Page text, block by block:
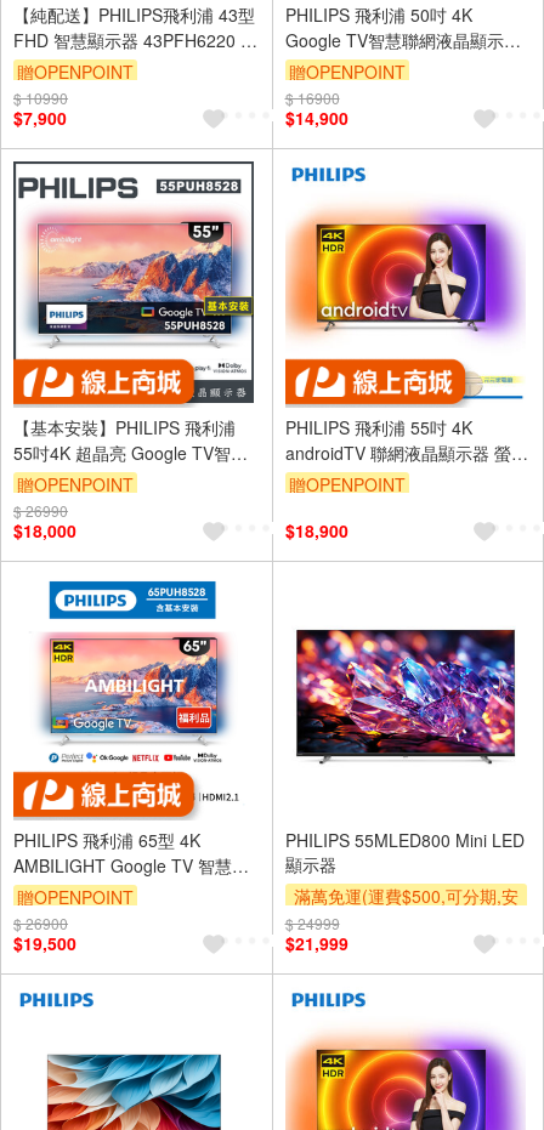
【純配送】PHILIPS飛利浦 43型
FHD 智慧顯示器 43PFH6220 -
福利機-已拆封
贈OPENPOINT
$ 10990
$7,900
PHILIPS 飛利浦 50吋 4K
Google TV智慧聯網液晶顯示器
螢幕 電視 不含視訊盒
50PUH7650
贈OPENPOINT
$ 16900
$14,900
【基本安裝】PHILIPS 飛利浦
55吋4K 超晶亮 Google TV智慧
聯網液晶顯示器 55PUH8528-福
利機-已拆封
贈OPENPOINT
$ 26990
$18,000
PHILIPS 飛利浦 55吋 4K
androidTV 聯網液晶顯示器 螢幕
電視 55PUH8516
贈OPENPOINT
$18,900
PHILIPS 飛利浦 65型 4K
AMBILIGHT Google TV 智慧聯
網液晶顯示器 65PUH8528-福利
品-含桌上型安裝
贈OPENPOINT
$ 26900
$19,500
PHILIPS 55MLED800 Mini LED
顯示器
滿萬免運(運費$500,可分期,安
裝跨區費另計,單品未滿1萬元
及使用6期以上分期0利率,需付
基本安裝運費)
贈壁掛架
$ 24999
$21,999